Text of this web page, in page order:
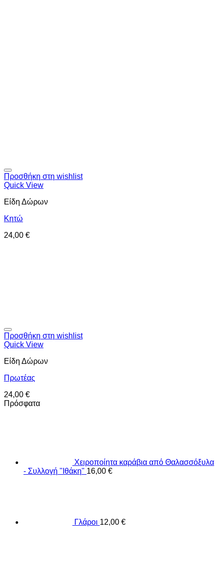
Προσθήκη στη wishlist
Quick View
Είδη Δώρων
Κητώ
24,00 €
Προσθήκη στη wishlist
Quick View
Είδη Δώρων
Πρωτέας
24,00 €
Πρόσφατα
Χειροποίητα καράβια από Θαλασσόξυλα
- Συλλογή "Ιθάκη" 16,00 €
Γλάροι 12,00 €